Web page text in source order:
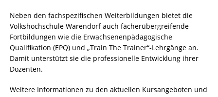
Neben den fachspezifischen Weiterbildungen bietet die
Volkshochschule Warendorf auch fächerübergreifende
Fortbildungen wie die Erwachsenenpädagogische
Qualifikation (EPQ) und „Train The Trainer“-Lehrgänge an.
Damit unterstützt sie die professionelle Entwicklung ihrer
Dozenten.
Weitere Informationen zu den aktuellen Kursangeboten und